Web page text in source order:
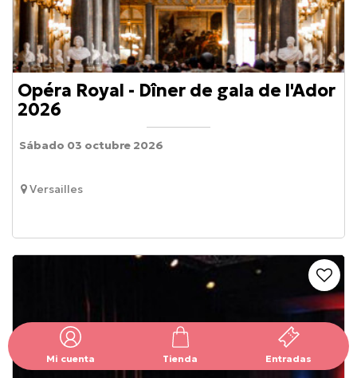
Mi cuenta Tienda Entradas
Opéra Royal - Dîner de gala de l'Ador
2026
Versailles
Sábado 03 octubre 2026